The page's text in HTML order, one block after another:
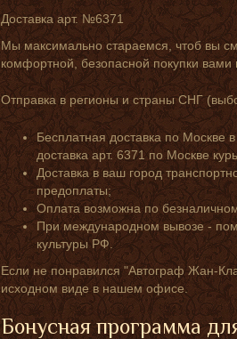
Доставка арт. №6371
Мы максимально стараемся, чтоб вы
комфортной, безопасной покупки
Отправка в регионы и страны СНГ
Бесплатная доставка по Москве
доставка арт. 6371 по Москве
Доставка в ваш город
предоплаты;
Оплата возможна по
При международном вывозе -
культуры РФ.
Если не понравился "Автограф Жан-
исходном виде в нашем офисе.
Бонусная программа